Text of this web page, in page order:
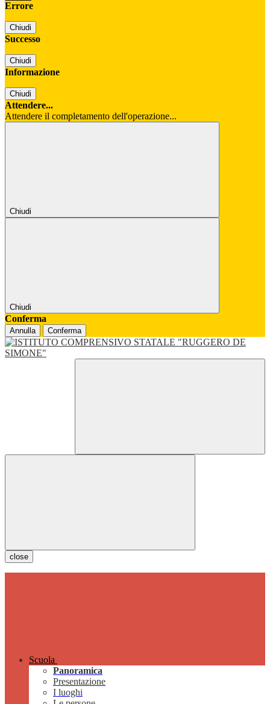
Errore
Chiudi
Successo
Chiudi
Informazione
Chiudi
Attendere...
Attendere il completamento dell'operazione...
Chiudi
Chiudi
Conferma
Annulla Conferma
close
Scuola
Panoramica
Presentazione
I luoghi